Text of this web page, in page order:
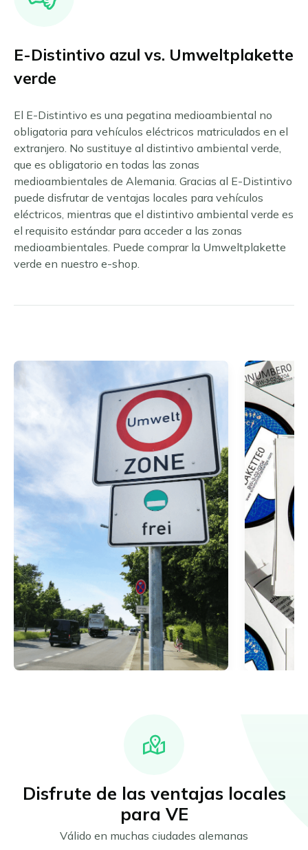
E-Distintivo azul vs. Umweltplakette
verde
El E-Distintivo es una pegatina medioambiental no
obligatoria para vehículos eléctricos matriculados en el
extranjero. No sustituye al distintivo ambiental verde,
que es obligatorio en todas las zonas
medioambientales de Alemania. Gracias al E-Distintivo
puede disfrutar de ventajas locales para vehículos
eléctricos, mientras que el distintivo ambiental verde es
el requisito estándar para acceder a las zonas
medioambientales. Puede comprar la Umweltplakette
verde en nuestro e-shop.
Disfrute de las ventajas locales
para VE
Válido en muchas ciudades alemanas